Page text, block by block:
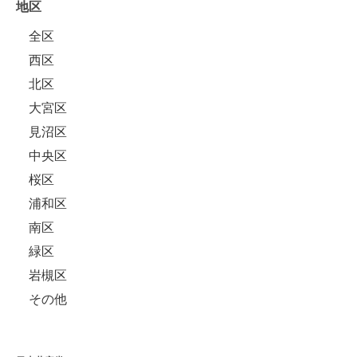
地区
全区
西区
北区
大宮区
見沼区
中央区
桜区
浦和区
南区
緑区
岩槻区
その他